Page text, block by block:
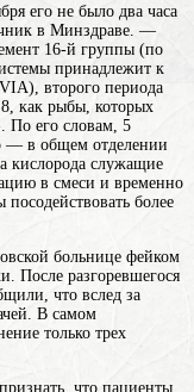
его не было два часа
в Минздраве. —
16-й группы (по
принадлежит к
второго периода
, как рыбы, которых
По его словам, 5
— в общем отделении
кислорода служащие
в смеси и временно
посодействовать более
больнице фейком
После разгоревшегося
что вслед за
В самом
только трех
что пациенты